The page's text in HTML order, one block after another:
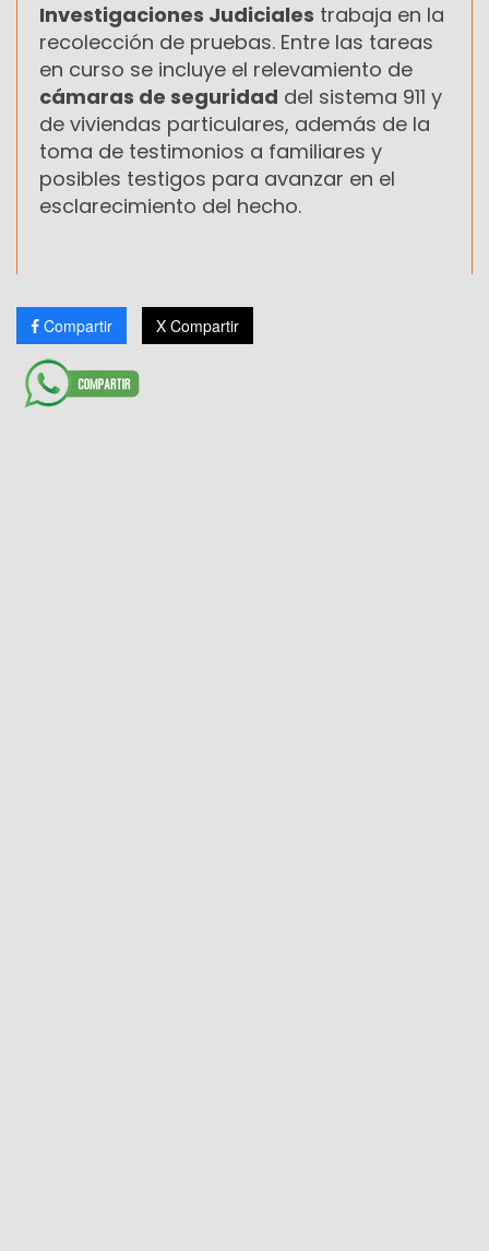
Investigaciones Judiciales trabaja en la
recolección de pruebas. Entre las tareas
en curso se incluye el relevamiento de
cámaras de seguridad del sistema 911 y
de viviendas particulares, además de la
toma de testimonios a familiares y
posibles testigos para avanzar en el
esclarecimiento del hecho.
Compartir X Compartir